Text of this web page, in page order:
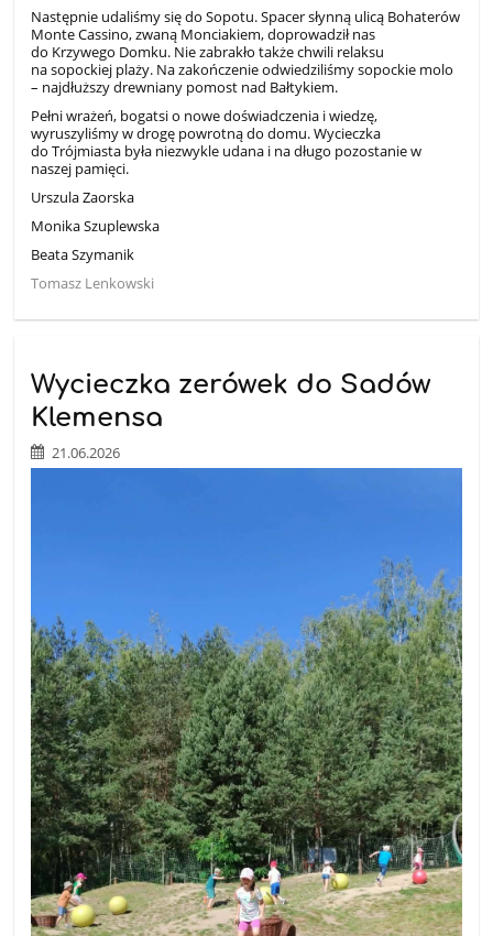
Następnie udaliśmy się do Sopotu. Spacer słynną ulicą Bohaterów
Monte Cassino, zwaną Monciakiem, doprowadził nas
do Krzywego Domku. Nie zabrakło także chwili relaksu
na sopockiej plaży. Na zakończenie odwiedziliśmy sopockie molo
– najdłuższy drewniany pomost nad Bałtykiem.
Pełni wrażeń, bogatsi o nowe doświadczenia i wiedzę,
wyruszyliśmy w drogę powrotną do domu. Wycieczka
do Trójmiasta była niezwykle udana i na długo pozostanie w
naszej pamięci.
Urszula Zaorska
Monika Szuplewska
Beata Szymanik
Tomasz Lenkowski
Wycieczka zerówek do Sadów
Klemensa
21.06.2026